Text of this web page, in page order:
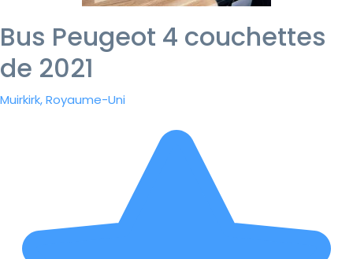
Bus Peugeot 4 couchettes
de 2021
Muirkirk, Royaume-Uni